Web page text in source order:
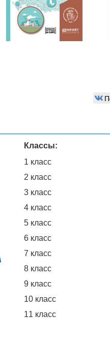
Классы:
1 класс
2 класс
3 класс
4 класс
5 класс
6 класс
7 класс
8 класс
9 класс
10 класс
11 класс